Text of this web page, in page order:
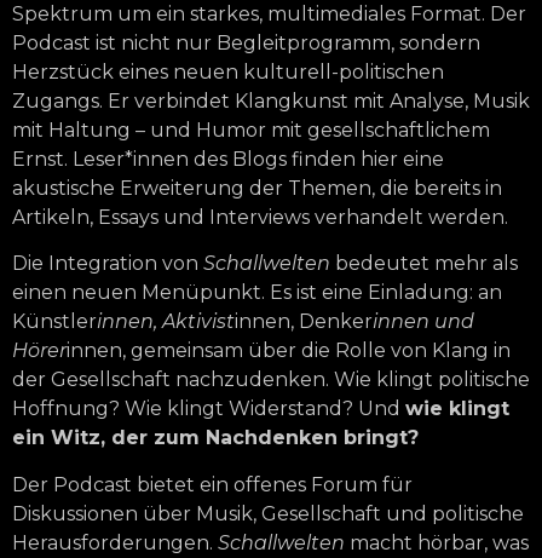
Spektrum um ein starkes, multimediales Format. Der
Podcast ist nicht nur Begleitprogramm, sondern
Herzstück eines neuen kulturell-politischen
Zugangs. Er verbindet Klangkunst mit Analyse, Musik
mit Haltung – und Humor mit gesellschaftlichem
Ernst. Leser*innen des Blogs finden hier eine
akustische Erweiterung der Themen, die bereits in
Artikeln, Essays und Interviews verhandelt werden.
Die Integration von Schallwelten bedeutet mehr als
einen neuen Menüpunkt. Es ist eine Einladung: an
Künstlerinnen, Aktivistinnen, Denkerinnen und
Hörerinnen, gemeinsam über die Rolle von Klang in
der Gesellschaft nachzudenken. Wie klingt politische
Hoffnung? Wie klingt Widerstand? Und wie klingt
ein Witz, der zum Nachdenken bringt?
Der Podcast bietet ein offenes Forum für
Diskussionen über Musik, Gesellschaft und politische
Herausforderungen. Schallwelten macht hörbar, was